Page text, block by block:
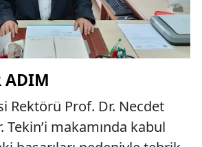
ADIM
Rektörü Prof. Dr. Necdet
Tekin’i makamında kabul